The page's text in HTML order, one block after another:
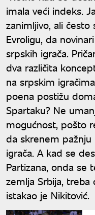
imala veći indeks.
zanimljivo, ali često
Evroligu, da
srpskih igrača.
dva različita
na srpskim
poena postižu
Spartaku? Ne
mogućnost, pošto
da skrenem
igrača. A kad se
Partizana, onda se
zemlja Srbija, treba
istakao je Nikitović.